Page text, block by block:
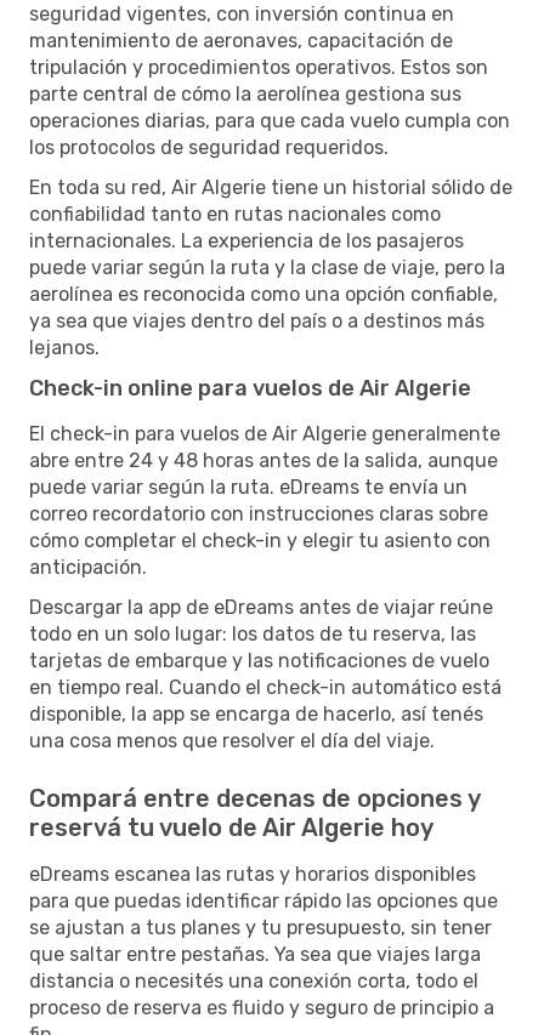
seguridad vigentes, con inversión continua en
mantenimiento de aeronaves, capacitación de
tripulación y procedimientos operativos. Estos son
parte central de cómo la aerolínea gestiona sus
operaciones diarias, para que cada vuelo cumpla con
los protocolos de seguridad requeridos.
En toda su red, Air Algerie tiene un historial sólido de
confiabilidad tanto en rutas nacionales como
internacionales. La experiencia de los pasajeros
puede variar según la ruta y la clase de viaje, pero la
aerolínea es reconocida como una opción confiable,
ya sea que viajes dentro del país o a destinos más
lejanos.
Check-in online para vuelos de Air Algerie
El check-in para vuelos de Air Algerie generalmente
abre entre 24 y 48 horas antes de la salida, aunque
puede variar según la ruta. eDreams te envía un
correo recordatorio con instrucciones claras sobre
cómo completar el check-in y elegir tu asiento con
anticipación.
Descargar la app de eDreams antes de viajar reúne
todo en un solo lugar: los datos de tu reserva, las
tarjetas de embarque y las notificaciones de vuelo
en tiempo real. Cuando el check-in automático está
disponible, la app se encarga de hacerlo, así tenés
una cosa menos que resolver el día del viaje.
Compará entre decenas de opciones y
reservá tu vuelo de Air Algerie hoy
eDreams escanea las rutas y horarios disponibles
para que puedas identificar rápido las opciones que
se ajustan a tus planes y tu presupuesto, sin tener
que saltar entre pestañas. Ya sea que viajes larga
distancia o necesités una conexión corta, todo el
proceso de reserva es fluido y seguro de principio a